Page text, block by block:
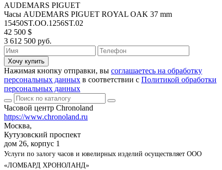
AUDEMARS PIGUET
Часы AUDEMARS PIGUET ROYAL OAK 37 mm
15450ST.OO.1256ST.02
42 500 $
3 612 500 руб.
Хочу купить
Нажимая кнопку отправки, вы соглашаетесь на обработку
персональных данных в соответствии с Политикой обработки
персональных данных
Часовой центр Chronoland
https://www.chronoland.ru
Москва,
Кутузовский проспект
дом 26, корпус 1
Услуги по залогу часов и ювелирных изделий осуществляет ООО
«ЛОМБАРД ХРОНОЛАНД»